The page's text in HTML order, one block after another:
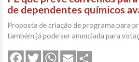
de dependentes químicos
Proposta de criação de programa para
também já pode ser anunciada para
FacebookTwitterWhatsApp
Email